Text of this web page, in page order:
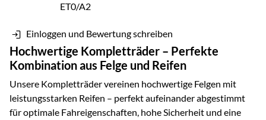
Einloggen und Bewertung schreiben
Hochwertige Kompletträder – Perfekte
Kombination aus Felge und Reifen
Unsere Kompletträder vereinen hochwertige Felgen mit
leistungsstarken Reifen – perfekt aufeinander abgestimmt
für optimale Fahreigenschaften, hohe Sicherheit und eine